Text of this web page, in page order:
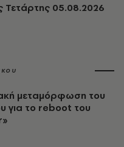
Τετάρτης 05.08.2026
μεταμόρφωση του
για το reboot του